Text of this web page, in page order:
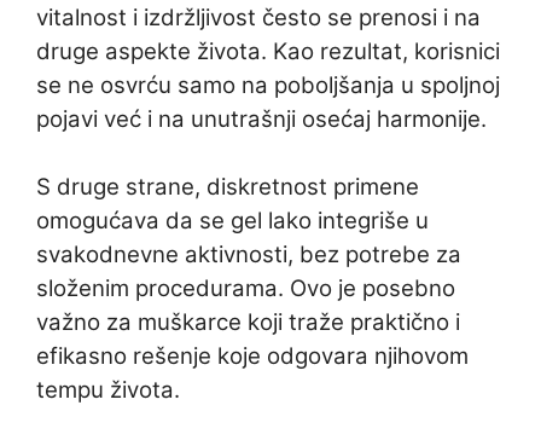
vitalnost i izdržljivost često se prenosi i na
druge aspekte života. Kao rezultat, korisnici
se ne osvrću samo na poboljšanja u spoljnoj
pojavi već i na unutrašnji osećaj harmonije.
S druge strane, diskretnost primene
omogućava da se gel lako integriše u
svakodnevne aktivnosti, bez potrebe za
složenim procedurama. Ovo je posebno
važno za muškarce koji traže praktično i
efikasno rešenje koje odgovara njihovom
tempu života.